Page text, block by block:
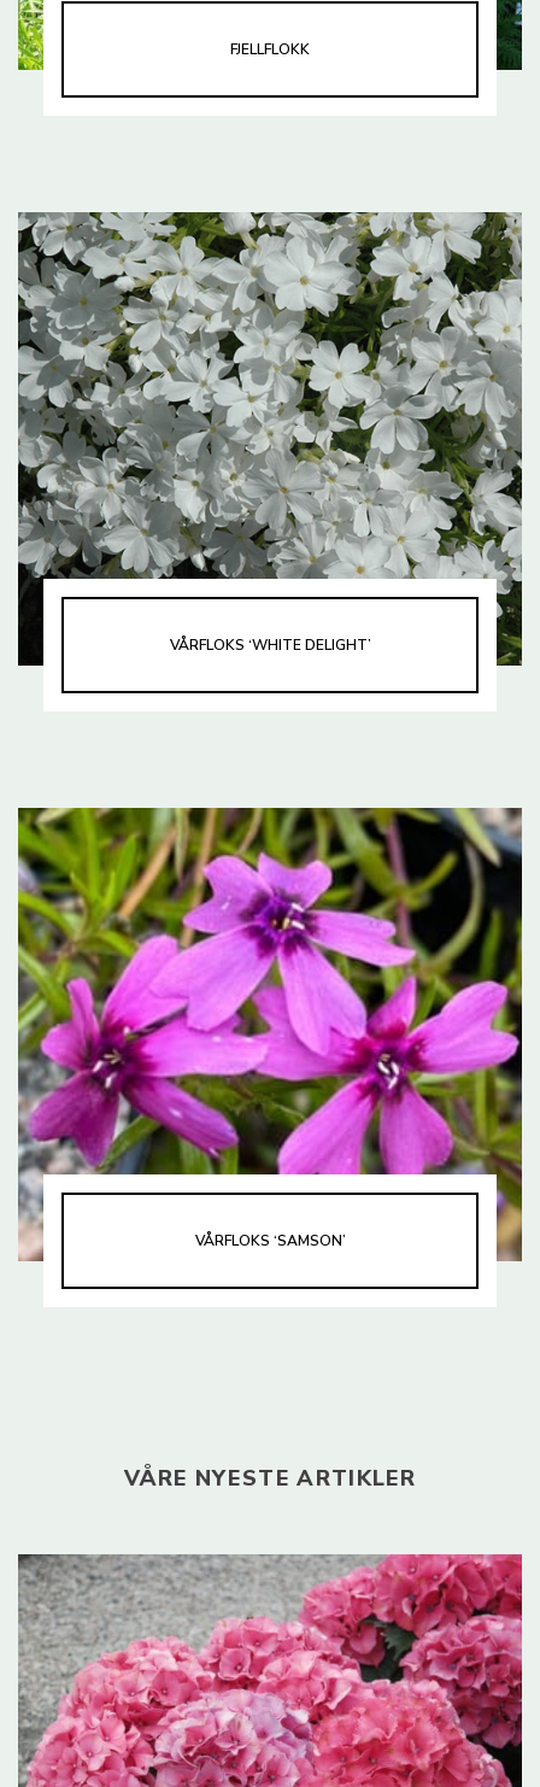
FJELLFLOKK
VÅRFLOKS ‘WHITE DELIGHT’
VÅRFLOKS ‘SAMSON’
VÅRE NYESTE ARTIKLER